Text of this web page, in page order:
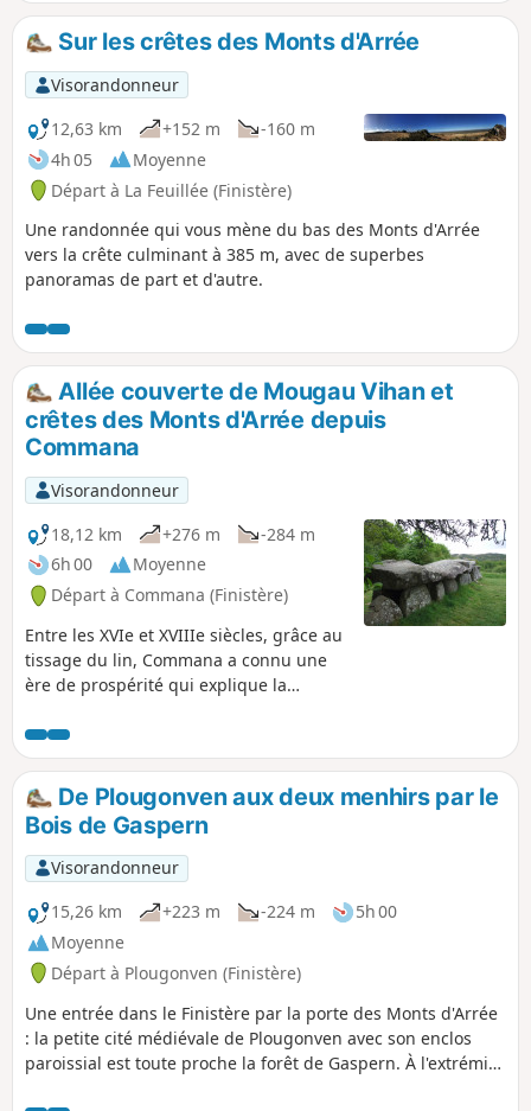
de la forêt des alentours de La Feuillée.
Sur les crêtes des Monts d'Arrée
Visorandonneur
12,63 km
+152 m
-160 m
4h 05
Moyenne
Départ à La Feuillée (Finistère)
Une randonnée qui vous mène du bas des Monts d'Arrée
vers la crête culminant à 385 m, avec de superbes
panoramas de part et d'autre.
Allée couverte de Mougau Vihan et
crêtes des Monts d'Arrée depuis
Commana
Visorandonneur
18,12 km
+276 m
-284 m
6h 00
Moyenne
Départ à Commana (Finistère)
Entre les XVIe et XVIIIe siècles, grâce au
tissage du lin, Commana a connu une
ère de prospérité qui explique la
Depuis le bourg dominé par le clocher
haut de 57 m, la vue s'étend au Nord
sur le plateau du Léon et au Sud
jusqu'aux crêtes des Monts d'Arrée. Ce
parcours sur les crêtes et dans la
campagne permet de découvrir l'Allée
Couverte de Mougau Bihan longue de
14 m, une belle tourbière avec un circuit
d'interprétation ainsi que d'anciennes
ardoisières.
De Plougonven aux deux menhirs par le
Bois de Gaspern
Visorandonneur
15,26 km
+223 m -224 m
5h 00
Moyenne
Départ à Plougonven (Finistère)
Une entrée dans le Finistère par la porte des Monts d'Arrée
: la petite cité médiévale de Plougonven avec son enclos
paroissial est toute proche la forêt de Gaspern. À l'extrémité